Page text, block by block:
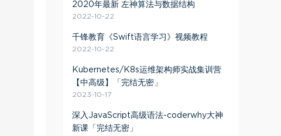
2020年最新 左神算法与数据结构
2022-10-22
千锋教育《Swift语言学习》视频教程
2022-10-22
Kubernetes/K8s运维架构师实战集训营
【中高级】「完结无密」
2023-10-17
深入JavaScript高级语法-coderwhy大神
新课「完结无密」